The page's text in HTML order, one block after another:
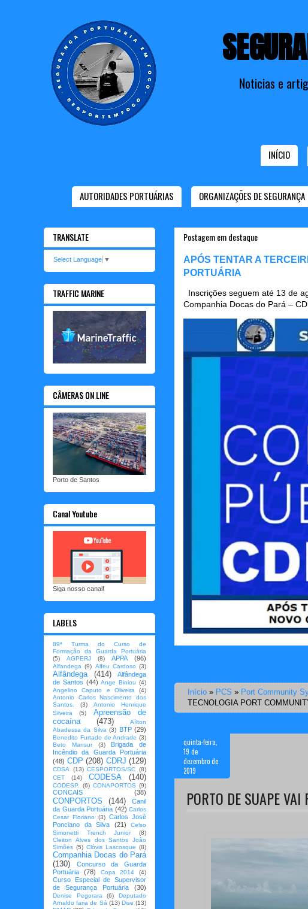
Noticias e
INÍCIO
AUTORIDADES PORTUÁRIAS ORGANIZAÇÕES DE SEGURANÇA
Postagem em destaque
APÓS TENTAR A
PORTUÁRIA
Inscrições seguem até 13 de
Companhia Docas do Pará –
Início » PCS » Port Community
TECNOLOGIA PORT
quinta-feira,
19 de
dezembro de
2019
PORTO DE SUAPE
TRANSLATE
Select Language ▼
TRAFFIC MARINE
CÂMERAS ON LINE
Porto de Santos
Canal Youtube
Siga nosso canal!
LABELS
89ª Turma do Curso de
Formação da Guarda Portuária
(5)
AGPERJ (8) APPA (96)
Alfandega (9) Alfeu Cardoso (3)
Alfândega (414)
Alfândega
de Santos (44) Ange Biniou (4)
Angelino Caputo e Oliveira
(4)
Antonio Carlos Nascimento dos
Santos.
(3)
Antonio Henrique
Silveira
(5)
Apreensão de
cocaína
(473)
Aílton
Abadessa da Silva (3) BTP (29)
Benedito Furtado de Andrade (3)
Beto Mansur
(3)
Brigada de
Incêndio da Guarda Portuária
(48) CDP (208) CDRJ (129)
CDSA (13) CESPORTOS/SC (8)
CET
(14) CODESA (140)
CODESP. (6) CONAPORTOS (9)
CONCAIS (38)
CONPORTOS (144)
Canil
da Guarda Portuária (42) Carlos
Cesar Floriano
(3) Carlos José
Ponciano da Silva
(21)
Celso
Simonetti Trench Junior
(8)
Cleiton Alves dos Santos João
Simões (5) Clóvis Lascosque (8)
Companhia Docas do Pará
(130)
Concurso da Guarda
Portuária
(78) Copa 2014 (4)
Curso Especial de Supervisor
de Segurança Portuária
(30)
Denise Pegorara (6)
Deputado
Arnaldo faria de Sá (13) Dise (13)